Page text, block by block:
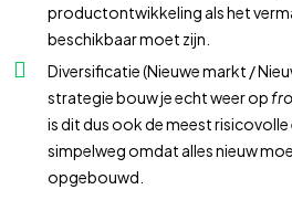
productontwikkeling als het
beschikbaar moet zijn.
Diversificatie(Nieuwe markt /
strategie bouw je echt weer op
is dit dus ook de meest risicovolle
simpelweg omdat alles nieuw
opgebouwd.